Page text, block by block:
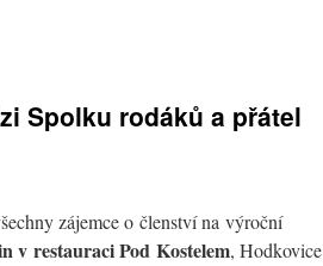
Spolku rodáků a přátel
zájemce o členství na výroční
v restauraci Pod Kostelem, Hodkovice